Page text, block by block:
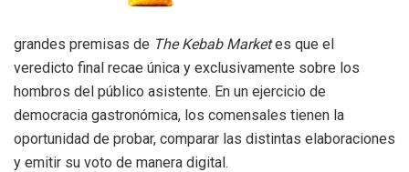
grandes premisas de The Kebab Marketes que el
veredicto final recae única y exclusivamente sobre los
hombros del público asistente. En un ejercicio de
democracia gastronómica, los comensales tienen la
oportunidad de probar, comparar las distintas elaboraciones
y emitir su voto de manera digital.